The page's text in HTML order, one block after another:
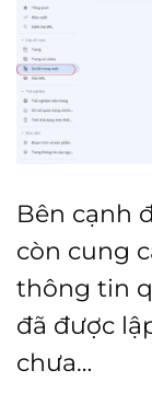
Bên cạnh
còn cung
thông tin
đã được
chưa…